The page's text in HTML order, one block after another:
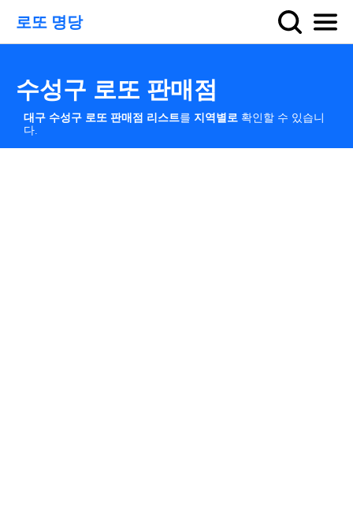
로또 명당
수성구 로또 판매점
대구 수성구 로또 판매점 리스트를 지역별로 확인할 수 있습니
다.